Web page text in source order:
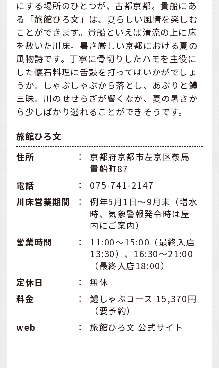
にする場所のひとつが、古都京都。貴船にあ
る「旅館ひろ文」は、夏らしい風情を楽しむ
ことができます。貴船といえば清流の上に床
を敷いた川床。暑さ厳しい京都における夏の
風物詩です。丁寧に骨切りしたハモを主役に
した懐石料理に舌鼓を打ってはいかがでしょ
うか。しゃぶしゃぶから落とし、あぶりと鱧
三昧。川のせせらぎが響くなか、夏の暑さか
ら少しばかり逃れることができそうです。
旅館ひろ文
住所
：
京都府京都市左京区鞍馬
貴船町87
電話
：
075-741-2147
川床営業期間
：
例年5月1日～9月末（増水
時、気象警報発令時は屋
内にご案内）
営業時間
：
11:00〜15:00（最終入店
13:30）、16:30〜21:00
（最終入店18:00）
定休日
：
無休
料金
：
鱧しゃぶコース 15,370円
（要予約）
web
： 旅館ひろ文 公式サイト